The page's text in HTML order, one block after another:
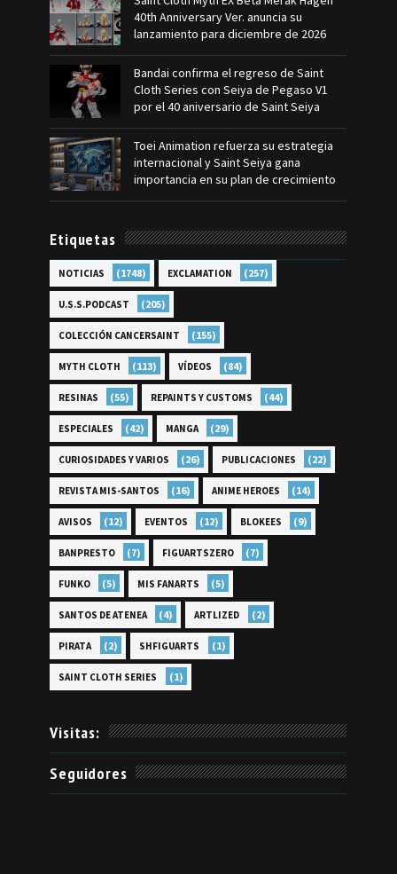
40th Anniversary Ver. anuncia su
lanzamiento para diciembre de 2026
Bandai confirma el regreso de Saint
Cloth Series con Seiya de Pegaso V1
por el 40 aniversario de Saint Seiya
Toei Animation refuerza su estrategia
internacional y Saint Seiya gana
importancia en su plan de crecimiento
Etiquetas
NOTICIAS (1748) EXCLAMATION (257)
U.S.S.PODCAST (205)
COLECCIÓN CANCERSAINT (155)
MYTH CLOTH (113) VÍDEOS (84)
RESINAS (55) REPAINTS Y CUSTOMS (44)
ESPECIALES (42) MANGA (29)
CURIOSIDADES Y VARIOS (26) PUBLICACIONES (22)
REVISTA MIS-SANTOS (16) ANIME HEROES (14)
AVISOS (12) EVENTOS (12) BLOKEES (9)
BANPRESTO (7) FIGUARTSZERO (7)
FUNKO (5) MIS FANARTS (5)
SANTOS DE ATENEA (4) ARTLIZED (2)
PIRATA (2) SHFIGUARTS (1)
SAINT CLOTH SERIES (1)
Visitas:
Seguidores